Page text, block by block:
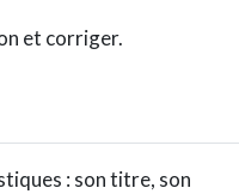
et corriger.
: son titre, son